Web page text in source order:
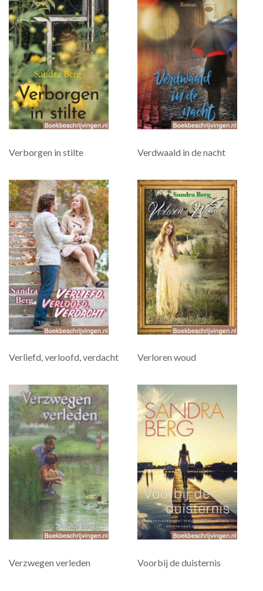
Verborgen in stilte Verdwaald in de nacht
Verliefd, verloofd, verdacht Verloren woud
Verzwegen verleden Voorbij de duisternis